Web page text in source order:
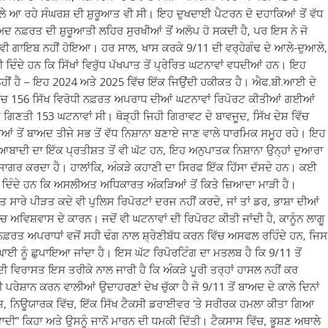
ਆ ਰਹੇ ਸੰਘਰਸ਼ ਦੀ ਸ਼ੁਰੂਆਤ ਵੀ ਸੀ। ਇਹ ਦੁਖਦਾਈ ਪੈਟਰਨ ਦੋ ਦਹਾਕਿਆਂ ਤੋਂ ਵੱਧ
ਨਫ਼ਰਤ ਦੀ ਸ਼ੁਰੂਆਤੀ ਲਹਿਰ ਸੁਰਖੀਆਂ ਤੋਂ ਅਲੋਪ ਹੋ ਸਕਦੀ ਹੈ, ਪਰ ਇਸ ਨੇ ਜੋ
ਗਾਇਬ ਨਹੀਂ ਹੋਇਆ। ਹਰ ਸਾਲ, ਖਾਸ ਕਰਕੇ 9/11 ਦੀ ਵਰ੍ਹੇਗੰਢ ਦੇ ਆਲੇ-ਦੁਆਲੇ,
ਹਨ ਕਿ ਸਿੱਖਾਂ ਵਿਰੁੱਧ ਪੱਖਪਾਤ ਤੋਂ ਪ੍ਰੇਰਿਤ ਘਟਨਾਵਾਂ ਵਧਦੀਆਂ ਹਨ। ਇਹ
ਹੈ – ਇਹ 2024 ਅਤੇ 2025 ਵਿੱਚ ਇੱਕ ਜਿਉਂਦੀ ਹਕੀਕਤ ਹੈ। ਐਫ.ਬੀ.ਆਈ ਦੇ
156 ਸਿੱਖ ਵਿਰੋਧੀ ਨਫ਼ਰਤ ਅਪਰਾਧ ਦੀਆਂ ਘਟਨਾਵਾਂ ਰਿਪੋਰਟ ਕੀਤੀਆਂ ਗਈਆਂ
153 ਘਟਨਾਵਾਂ ਸੀ। ਥੋੜ੍ਹੀ ਜਿਹੀ ਗਿਰਾਵਟ ਦੇ ਬਾਵਜੂਦ, ਸਿੱਖ ਦੇਸ਼ ਵਿੱਚ
ਤੋਂ ਬਾਅਦ ਤੀਜੇ ਸਭ ਤੋਂ ਵੱਧ ਨਿਸ਼ਾਨਾ ਬਣਾਏ ਜਾਣ ਵਾਲੇ ਧਾਰਮਿਕ ਸਮੂਹ ਰਹੇ। ਇਹ
ਦਾ ਇੱਕ ਪ੍ਰਤੀਸ਼ਤ ਤੋਂ ਵੀ ਘੱਟ ਹਨ, ਇਹ ਅਨੁਪਾਤਕ ਨਿਸ਼ਾਨਾ ਉਨ੍ਹਾਂ ਦੁਆਰਾ
ਕਰਦਾ ਹੈ। ਹਾਲਾਂਕਿ, ਅੰਕੜੇ ਕਹਾਣੀ ਦਾ ਸਿਰਫ ਇੱਕ ਹਿੱਸਾ ਦੱਸਦੇ ਹਨ। ਕਈ
ਹਨ ਕਿ ਅਸਲੀਅਤ ਅਧਿਕਾਰਤ ਅੰਕੜਿਆਂ ਤੋਂ ਕਿਤੇ ਜ਼ਿਆਦਾ ਮਾੜੀ ਹੈ।
ਪੀੜਤ ਕਦੇ ਵੀ ਪੁਲਿਸ ਰਿਪੋਰਟਾਂ ਦਰਜ ਨਹੀਂ ਕਰਦੇ, ਜਾਂ ਤਾਂ ਡਰ, ਭਾਸ਼ਾ ਦੀਆਂ
ਅਵਿਸ਼ਵਾਸ ਦੇ ਕਾਰਨ। ਜਦੋਂ ਵੀ ਘਟਨਾਵਾਂ ਦੀ ਰਿਪੋਰਟ ਕੀਤੀ ਜਾਂਦੀ ਹੈ, ਕਾਨੂੰਨ ਲਾਗੂ
ਅਪਰਾਧਾਂ ਵਜੋਂ ਸਹੀ ਢੰਗ ਨਾਲ ਸ਼੍ਰੇਣੀਬੱਧ ਕਰਨ ਵਿੱਚ ਅਸਫਲ ਰਹਿੰਦੇ ਹਨ, ਜਿਸ
ਨੂੰ ਛੁਪਾਇਆ ਜਾਂਦਾ ਹੈ। ਇਸ ਘੱਟ ਰਿਪੋਰਟਿੰਗ ਦਾ ਮਤਲਬ ਹੈ ਕਿ 9/11 ਤੋਂ
ਵਿਰਾਸਤ ਇਸ ਤਰੀਕੇ ਨਾਲ ਜਾਰੀ ਹੈ ਕਿ ਅੰਕੜੇ ਪੂਰੀ ਤਰ੍ਹਾਂ ਹਾਸਲ ਨਹੀਂ ਕਰ
ਪਰੇਸ਼ਾਨ ਕਰਨ ਵਾਲੀਆਂ ਉਦਾਹਰਣਾਂ ਦੇਖ ਚੁੱਕਾ ਹੈ ਜੋ 9/11 ਤੋਂ ਬਾਅਦ ਦੇ ਕਾਲੇ ਦਿਨਾਂ
ਨਿਊਯਾਰਕ ਵਿੱਚ, ਇੱਕ ਸਿੱਖ ਟੈਕਸੀ ਡਰਾਈਵਰ ‘ਤੇ ਸਰੀਰਕ ਹਮਲਾ ਕੀਤਾ ਗਿਆ
ਕਿਹਾ ਅਤੇ ਉਸਨੂੰ ਜਾਨੋਂ ਮਾਰਨ ਦੀ ਧਮਕੀ ਦਿੱਤੀ। ਟੈਕਸਾਸ ਵਿੱਚ, ਭੂਸ਼ਣ ਅਥਾਲੇ